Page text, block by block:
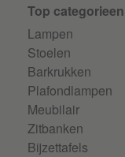
Top categorieen
Lampen
Stoelen
Barkrukken
Plafondlampen
Meubilair
Zitbanken
Bijzettafels